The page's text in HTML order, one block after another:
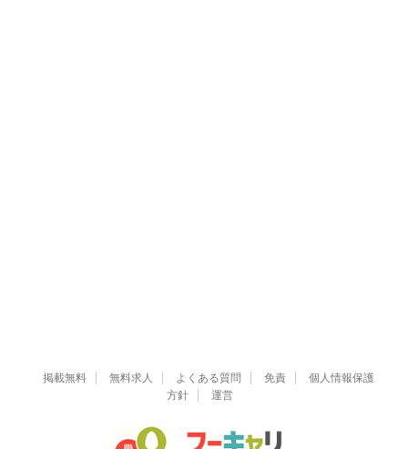
掲載無料 無料求人 よくある質問 免責
個人情報保護
方針
運営